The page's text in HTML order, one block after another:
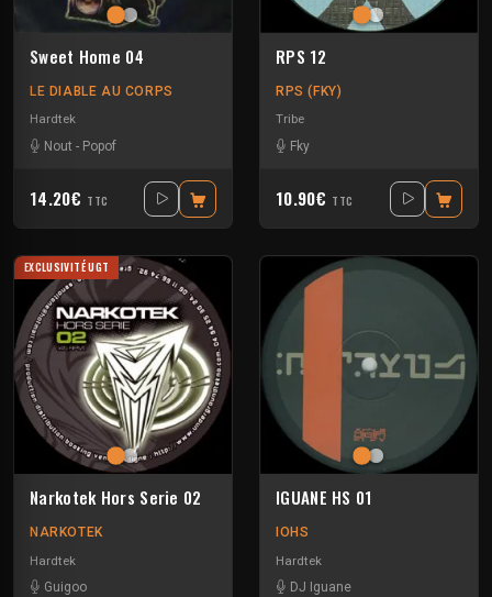
Sweet Home 04
LE DIABLE AU CORPS
Hardtek
Nout - Popof
14.20€ TTC
RPS 12
RPS (FKY)
Tribe
Fky
10.90€ TTC
EXCLUSIVITÉ UGT
Narkotek Hors Serie 02
NARKOTEK
Hardtek
Guigoo
IGUANE HS 01
IOHS
Hardtek
DJ Iguane